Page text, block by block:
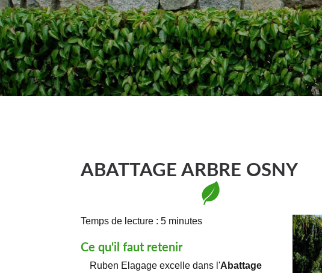
ABATTAGE ARBRE OSNY
Temps de lecture : 5 minutes
Ce qu'il faut retenir
Ruben Elagage excelle dans l'Abattage